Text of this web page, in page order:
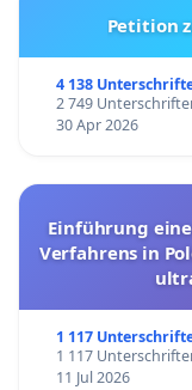
Petition
4 138
2 749
30 Apr 2026
Einführung
Verfahrens in
1 117
1 117
11 Jul 2026